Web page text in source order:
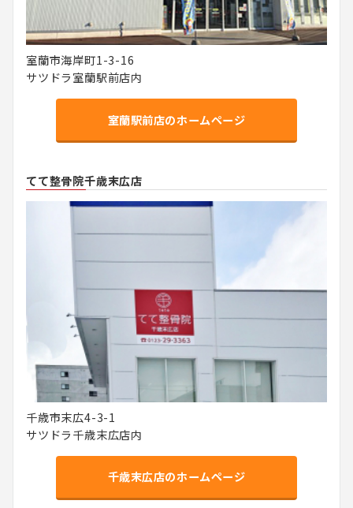
室蘭市海岸町1-3-16
サツドラ室蘭駅前店内
室蘭駅前店のホームページ
てて整骨院千歳末広店
千歳市末広4-3-1
サツドラ千歳末広店内
千歳末広店のホームページ